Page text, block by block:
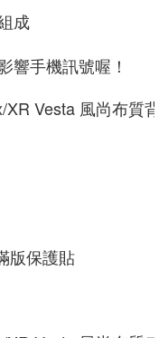
成
響手機訊號喔！
版保護貼